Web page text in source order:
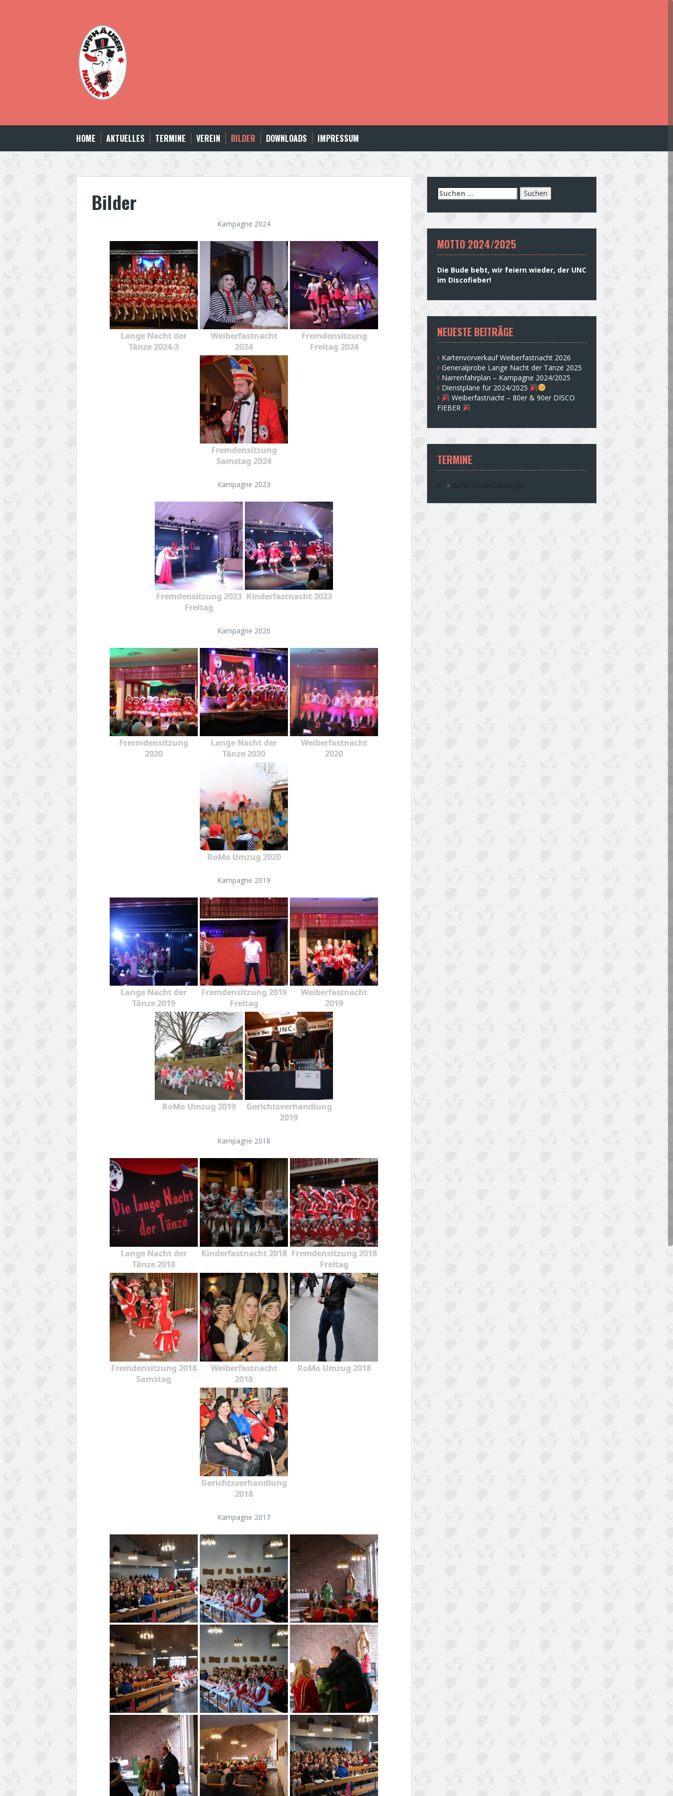
HOME AKTUELLES TERMINE VEREIN BILDER DOWNLOADS IMPRESSUM
Bilder
Kampagne 2024
Lange Nacht der
Tänze 2024-3
Weiberfastnacht
2024
Fremdensitzung
Freitag 2024
Fremdensitzung
Samstag 2024
Kampagne 2023
Fremdensitzung 2023
Freitag
Kinderfastnacht 2023
Kampagne 2020
Frermdensitzung
2020
Lange Nacht der
Tänze 2020
Weiberfastnacht
2020
RoMo Umzug 2020
Kampagne 2019
Lange Nacht der
Tänze 2019
Fremdensitzung 2019
Freitag
Weiberfastnacht
2019
RoMo Umzug 2019
Gerichtsverhandlung
2019
Kampagne 2018
Lange Nacht der
Tänze 2018
Kinderfastnacht 2018 Fremdensitzung 2018
Freitag
Fremdensitzung 2018
Samstag
Weiberfastnacht
2018
RoMo Umzug 2018
Gerichtsverhandlung
2018
Kampagne 2017
Suchen
nach:
MOTTO 2024/2025
Die Bude bebt, wir feiern wieder, der UNC
im Discofieber!
NEUESTE BEITRÄGE
Kartenvorverkauf Weiberfastnacht 2026
Generalprobe Lange Nacht der Tänze 2025
Narrenfahrplan – Kampagne 2024/2025
Dienstpläne für 2024/2025
Weiberfastnacht – 80er & 90er DISCO
FIEBER
TERMINE
Keine Veranstaltungen